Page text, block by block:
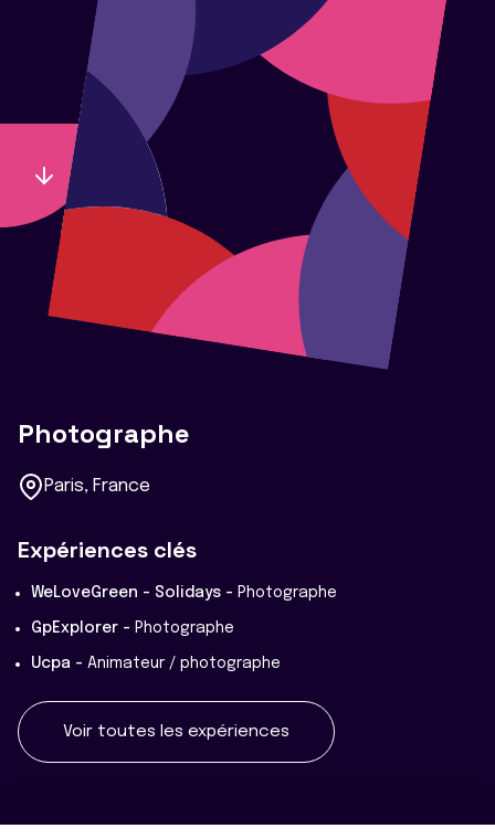
Photographe
Paris, France
Expériences clés
WeLoveGreen - Solidays - Photographe
GpExplorer - Photographe
Ucpa - Animateur / photographe
Voir toutes les expériences